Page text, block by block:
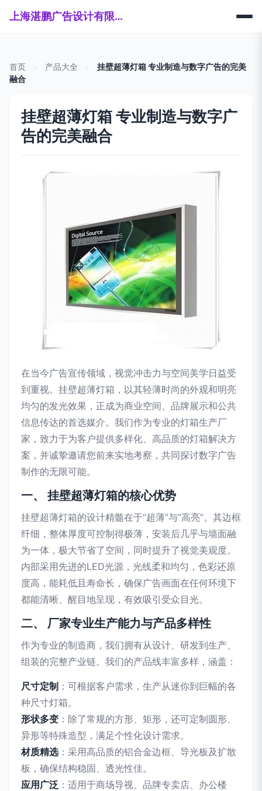
上海湛鹏广告设计有限公司
首页 产品大全
挂壁超薄灯箱 专业制造与数字广告的完美
融合
挂壁超薄灯箱 专业制造与数字广
告的完美融合
在当今广告宣传领域，视觉冲击力与空间美学日益受
到重视。挂壁超薄灯箱，以其轻薄时尚的外观和明亮
均匀的发光效果，正成为商业空间、品牌展示和公共
信息传达的首选媒介。我们作为专业的灯箱生产厂
家，致力于为客户提供多样化、高品质的灯箱解决方
案，并诚挚邀请您前来实地考察，共同探讨数字广告
制作的无限可能。
一、 挂壁超薄灯箱的核心优势
挂壁超薄灯箱的设计精髓在于“超薄”与“高亮”。其边框
纤细，整体厚度可控制得极薄，安装后几乎与墙面融
为一体，极大节省了空间，同时提升了视觉美观度。
内部采用先进的LED光源，光线柔和均匀，色彩还原
度高，能耗低且寿命长，确保广告画面在任何环境下
都能清晰、醒目地呈现，有效吸引受众目光。
二、 厂家专业生产能力与产品多样性
作为专业的制造商，我们拥有从设计、研发到生产、
组装的完整产业链。我们的产品线丰富多样，涵盖：
尺寸定制 ：可根据客户需求，生产从迷你到巨幅的各
种尺寸灯箱。
形状多变 ：除了常规的方形、矩形，还可定制圆形、
异形等特殊造型，满足个性化设计需求。
材质精选：采用高品质的铝合金边框、导光板及扩散
板，确保结构稳固、透光性佳。
应用广泛 ：适用于商场导视、品牌专卖店、办公楼